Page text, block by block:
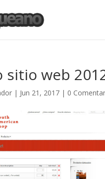
sitio web
| Jun 21, 2017| 0